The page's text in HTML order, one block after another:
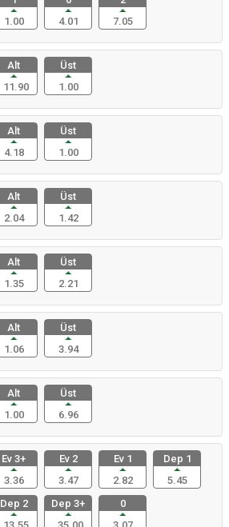
1.00
4.01
7.05
Alt
11.90
Üst
1.00
Alt
4.18
Üst
1.00
Alt
2.04
Üst
1.42
Alt
1.35
Üst
2.21
Alt
1.06
Üst
3.94
Alt
1.00
Üst
6.96
Ev 3+
3.36
Ev 2
3.47
Ev 1
2.82
Dep 1
5.45
Dep 2
Dep 3+
0